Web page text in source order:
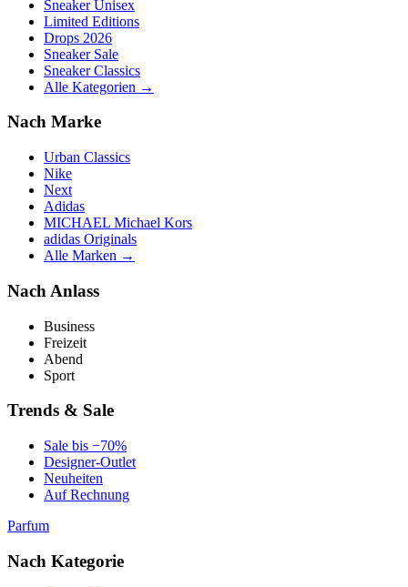
Sneaker Unisex
Limited Editions
Drops 2026
Sneaker Sale
Sneaker Classics
Alle Kategorien →
Nach Marke
Urban Classics
Nike
Next
Adidas
MICHAEL Michael Kors
adidas Originals
Alle Marken →
Nach Anlass
Business
Freizeit
Abend
Sport
Trends & Sale
Sale bis −70%
Designer-Outlet
Neuheiten
Auf Rechnung
Parfum
Nach Kategorie